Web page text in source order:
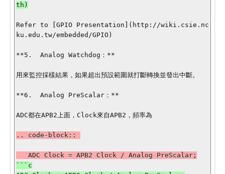
Refer to [GPIO Presentation](http://wiki.csie.nc
ku.edu.tw/embedded/GPIO)
**5.  Analog Watchdog：**
用來監控採樣結果，如果超出預設範圍就打斷轉換並發出中斷。
**6.  Analog PreScalar：**
ADC都在APB2上面，Clock來自APB2，頻率為
.. code-block::
```c